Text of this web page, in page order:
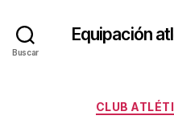
Buscar
Equipación
CLUB